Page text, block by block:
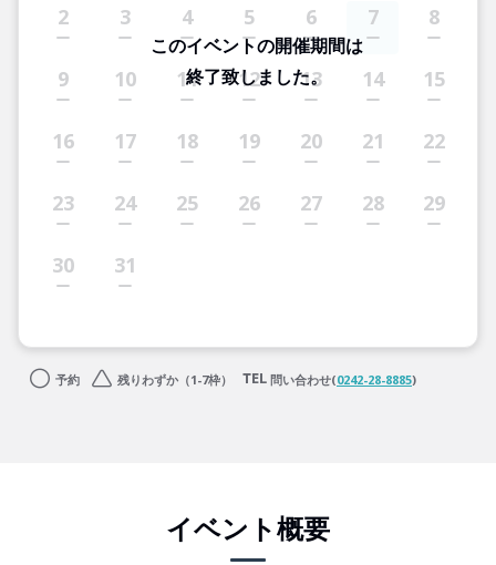
2 3 4 5 6 7 8
9 10 11 12 13 14 15
16 17 18 19 20 21 22
23 24 25 26 27 28 29
30 31
このイベントの開催期間は
終了致しました。
予約 残りわずか（1-7枠） 問い合わせ(0242-28-8885)
イベント概要